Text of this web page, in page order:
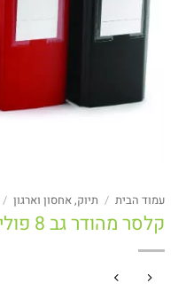
עמוד הבית / תיוק, אחסון וארגון /
קלסר מהודר גב 8 פוליו בצבעים שונים